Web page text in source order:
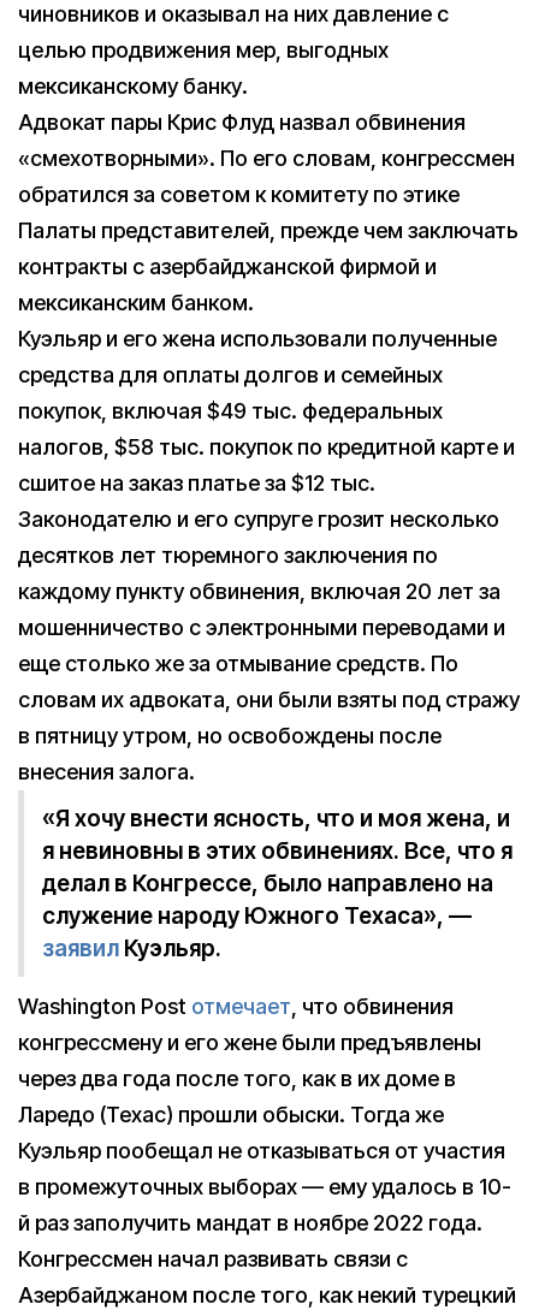
чиновников и оказывал на них давление с
целью продвижения мер, выгодных
мексиканскому банку.
Адвокат пары Крис Флуд назвал обвинения
«смехотворными». По его словам, конгрессмен
обратился за советом к комитету по этике
Палаты представителей, прежде чем заключать
контракты с азербайджанской фирмой и
мексиканским банком.
Куэльяр и его жена использовали полученные
средства для оплаты долгов и семейных
покупок, включая $49 тыс. федеральных
налогов, $58 тыс. покупок по кредитной карте и
сшитое на заказ платье за $12 тыс.
Законодателю и его супруге грозит несколько
десятков лет тюремного заключения по
каждому пункту обвинения, включая 20 лет за
мошенничество с электронными переводами и
еще столько же за отмывание средств. По
словам их адвоката, они были взяты под стражу
в пятницу утром, но освобождены после
внесения залога.
«Я хочу внести ясность, что и моя жена, и
я невиновны в этих обвинениях. Все, что я
делал в Конгрессе, было направлено на
служение народу Южного Техаса», —
заявил Куэльяр.
Washington Post отмечает, что обвинения
конгрессмену и его жене были предъявлены
через два года после того, как в их доме в
Ларедо (Техас) прошли обыски. Тогда же
Куэльяр пообещал не отказываться от участия
в промежуточных выборах — ему удалось в 10-
й раз заполучить мандат в ноябре 2022 года.
Конгрессмен начал развивать связи с
Азербайджаном после того, как некий турецкий